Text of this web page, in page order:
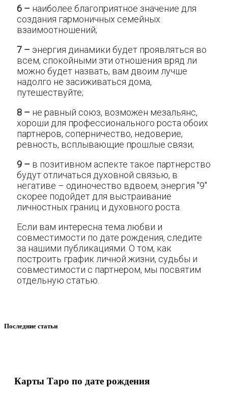
6 – наиболее благоприятное значение для
создания гармоничных семейных
взаимоотношений;
7 – энергия динамики будет проявляться во
всем, спокойными эти отношения вряд ли
можно будет назвать, вам двоим лучше
надолго не засиживаться дома,
путешествуйте;
8 – не равный союз, возможен мезальянс,
хороши для профессионального роста обоих
партнеров, соперничество, недоверие,
ревность, всплывающие прошлые связи;
9 – в позитивном аспекте такое партнерство
будут отличаться духовной связью, в
негативе – одиночество вдвоем, энергия "9"
скорее подойдет для выстраивание
личностных границ и духовного роста.
Если вам интересна тема любви и
совместимости по дате рождения, следите
за нашими публикациями. О том, как
построить график личной жизни, судьбы и
совместимости с партнером, мы посвятим
отдельную статью.
Последние статьи
Карты Таро по дате рождения